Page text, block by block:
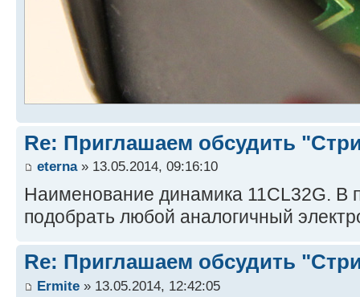
Re: Приглашаем обсудить
eterna» 13.05.2014, 09:16:10
Наименование динамика 11CL32G. В
подобрать любой аналогичный
Re: Приглашаем обсудить
Ermite » 13.05.2014, 12:42:05